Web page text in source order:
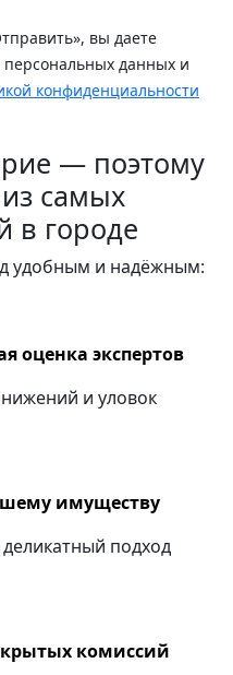
вы даете
персональных данных и
конфиденциальности
— поэтому
самых
в городе
удобным и надёжным:
оценка экспертов
и уловок
имуществу
подход
комиссий